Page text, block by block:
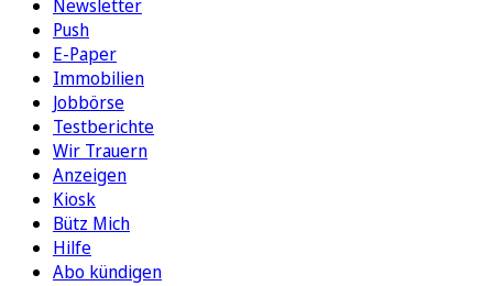
Newsletter
Push
E-Paper
Immobilien
Jobbörse
Testberichte
Wir Trauern
Anzeigen
Kiosk
Bütz Mich
Hilfe
Abo kündigen